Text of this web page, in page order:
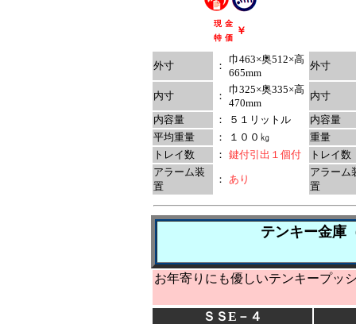
現 金
￥
特 価
外寸 ：
巾463×奥512×高
665mm
外寸
内寸 ：
巾325×奥335×高
470mm
内寸
内容量
： ５１リットル
内容量
平均重量
： １００㎏
重量
トレイ数
： 鍵付引出１個付
トレイ数
アラーム装
置
： あり
アラーム
置
テンキー金庫
お年寄りにも優しいテンキープッ
ＳＳE－４